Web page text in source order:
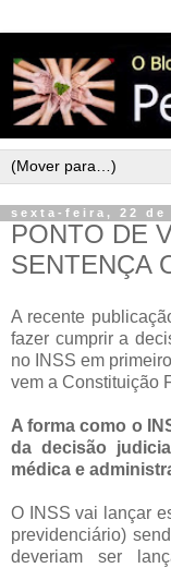
sexta-feira, 22 de
PONTO DE
SENTENÇA
A recente
fazer cumprir a
no INSS em
vem a Constituição
A forma como o
da decisão
médica e
O INSS vai lançar
previdenciário)
deveriam ser